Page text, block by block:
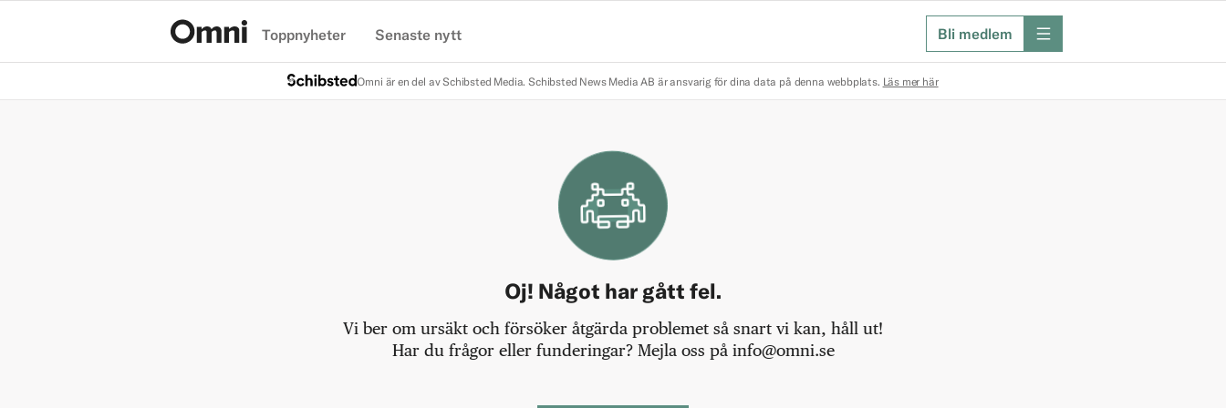
Toppnyheter Senaste nytt Bli medlem meny
Omni är en del av Schibsted Media. Schibsted News Media AB är ansvarig för dina data på denna webbplats. Läs mer här
Oj! Något har gått fel.
Vi ber om ursäkt och försöker åtgärda problemet så snart vi kan, håll ut!
Har du frågor eller funderingar? Mejla oss på info@omni.se